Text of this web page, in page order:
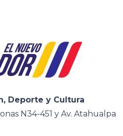
Deporte y Cultura
N34-451 y Av. Atahualpa